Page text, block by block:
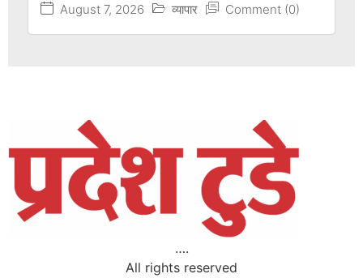
August 7, 2026 व्यापार Comment (0)
….
All rights reserved